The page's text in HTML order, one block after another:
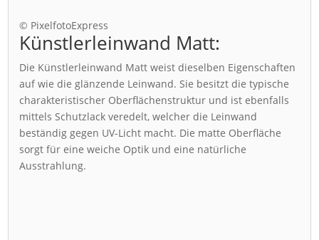
© PixelfotoExpress
Künstlerleinwand Matt:
Die Künstlerleinwand Matt weist dieselben Eigenschaften
auf wie die glänzende Leinwand. Sie besitzt die typische
charakteristischer Oberflächenstruktur und ist ebenfalls
mittels Schutzlack veredelt, welcher die Leinwand
beständig gegen UV-Licht macht. Die matte Oberfläche
sorgt für eine weiche Optik und eine natürliche
Ausstrahlung.